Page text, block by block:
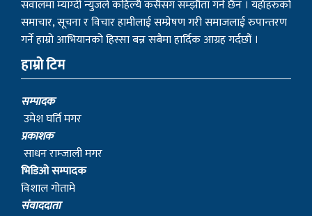
सम्पादक
उमेश घर्ति मगर
प्रकाशक
साधन राम्जाली मगर
भिडिओ सम्पादक
विशाल गोतामे
स‌ंवाददाता
धनिलाल गर्बुजा
काठमाडाैं प्रतिनिधि
हिरा जुग्जाली
सुचना तथा प्रसारण विभाग : २१०८/०७७–७८
संस्थापक